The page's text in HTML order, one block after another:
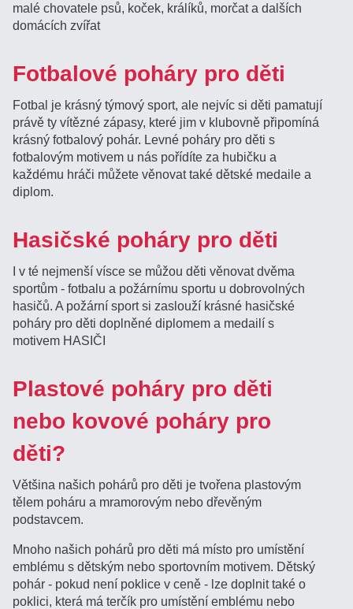
malé chovatele psů, koček, králíků, morčat a dalších
domácích zvířat
Fotbalové poháry pro děti
Fotbal je krásný týmový sport, ale nejvíc si děti pamatují
právě ty vítězné zápasy, které jim v klubovně připomíná
krásný fotbalový pohár. Levné poháry pro děti s
fotbalovým motivem u nás pořídíte za hubičku a
každému hráči můžete věnovat také dětské medaile a
diplom.
Hasičské poháry pro děti
I v té nejmenší vísce se můžou děti věnovat dvěma
sportům - fotbalu a požárnímu sportu u dobrovolných
hasičů. A požární sport si zaslouží krásné hasičské
poháry pro děti doplněné diplomem a medailí s
motivem HASIČI
Plastové poháry pro děti
nebo kovové poháry pro
děti?
Většina našich pohárů pro děti je tvořena plastovým
tělem poháru a mramorovým nebo dřevěným
podstavcem.
Mnoho našich pohárů pro děti má místo pro umístění
emblému s dětským nebo sportovním motivem. Dětský
pohár - pokud není poklice v ceně - lze doplnit také o
poklici, která má terčík pro umístění emblému nebo